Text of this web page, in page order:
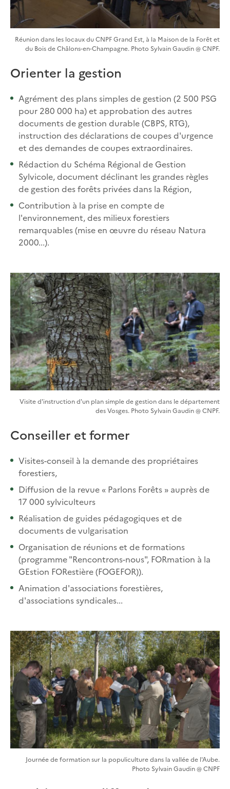
Réunion dans les locaux du CNPF Grand Est, à la Maison de la Forêt et
du Bois de Châlons-en-Champagne. Photo Sylvain Gaudin @ CNPF.
Orienter la gestion
Agrément des plans simples de gestion (2 500 PSG
pour 280 000 ha) et approbation des autres
documents de gestion durable (CBPS, RTG),
instruction des déclarations de coupes d'urgence
et des demandes de coupes extraordinaires.
Rédaction du Schéma Régional de Gestion
Sylvicole, document déclinant les grandes règles
de gestion des forêts privées dans la Région,
Contribution à la prise en compte de
l'environnement, des milieux forestiers
remarquables (mise en œuvre du réseau Natura
2000...).
Visite d'instruction d'un plan simple de gestion dans le département
des Vosges. Photo Sylvain Gaudin @ CNPF.
Conseiller et former
Visites-conseil à la demande des propriétaires
forestiers,
Diffusion de la revue « Parlons Forêts » auprès de
17 000 sylviculteurs
Réalisation de guides pédagogiques et de
documents de vulgarisation
Organisation de réunions et de formations
(programme "Rencontrons-nous", FORmation à la
GEstion FORestière (FOGEFOR)).
Animation d'associations forestières,
d'associations syndicales...
Journée de formation sur la populiculture dans la vallée de l'Aube.
Photo Sylvain Gaudin @ CNPF